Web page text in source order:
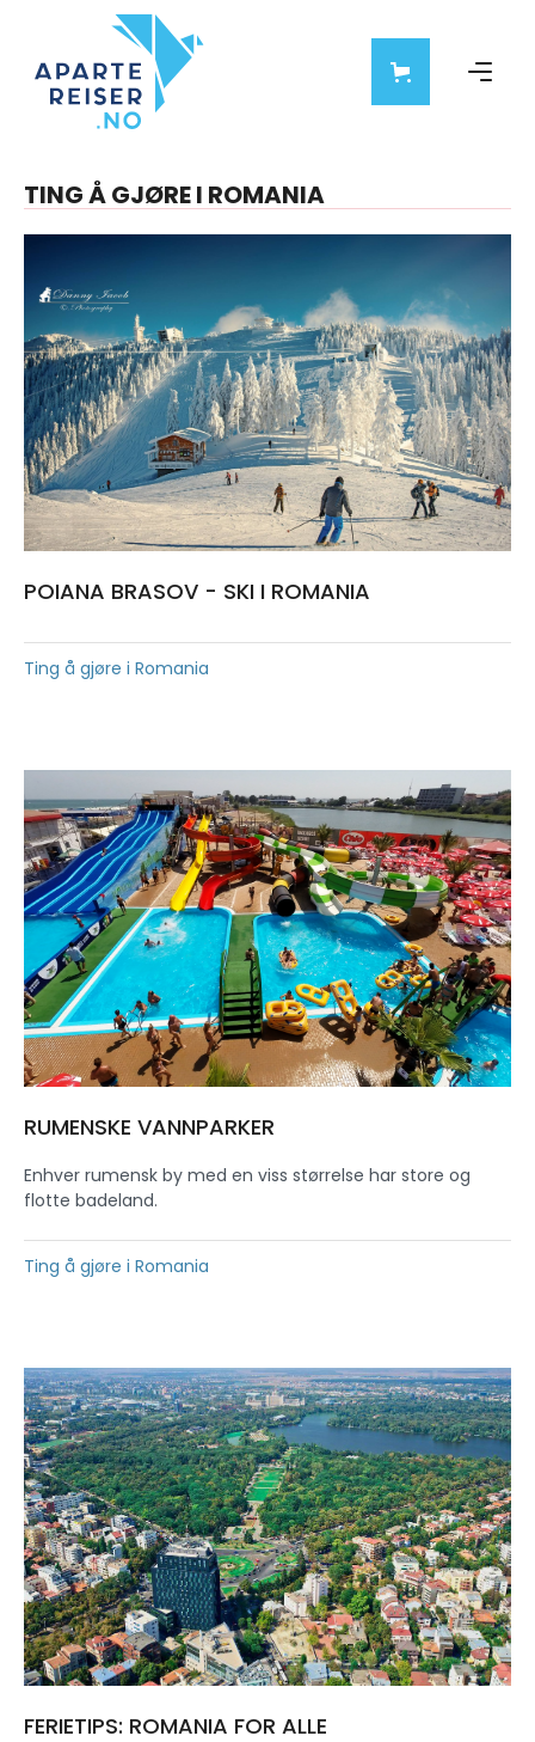
TING Å GJØRE I ROMANIA
POIANA BRASOV - SKI I ROMANIA
Ting å gjøre i Romania
RUMENSKE VANNPARKER
Enhver rumensk by med en viss størrelse har store og
flotte badeland.
Ting å gjøre i Romania
FERIETIPS: ROMANIA FOR ALLE